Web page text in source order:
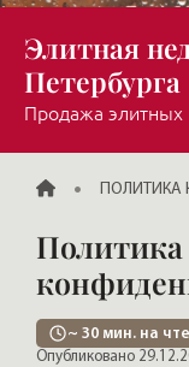
Элитная
Петербурга
Продажа элитных
ГЛАВНАЯПОЛИТИКА
Политика
~ 30 мин. на
Опубликовано